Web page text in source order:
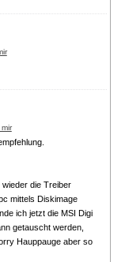
die Treiber
mittels Diskimage
ich jetzt die MSI Digi
getauscht werden,
Hauppauge aber so